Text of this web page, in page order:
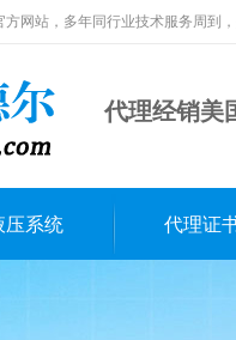
网站，多年同行业技术服务周到
代理经销美
压系统 代理证